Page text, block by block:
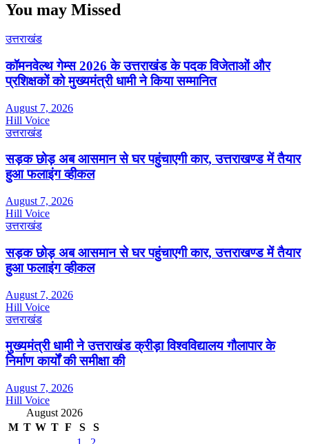
You may Missed
उत्तराखंड
कॉमनवेल्थ गेम्स 2026 के उत्तराखंड के पदक विजेताओं और
प्रशिक्षकों को मुख्यमंत्री धामी ने किया सम्मानित
August 7, 2026
Hill Voice
उत्तराखंड
सड़क छोड़ अब आसमान से घर पहुंचाएगी कार, उत्तराखण्ड में तैयार
हुआ फलाइंग व्हीकल
August 7, 2026
Hill Voice
उत्तराखंड
सड़क छोड़ अब आसमान से घर पहुंचाएगी कार, उत्तराखण्ड में तैयार
हुआ फलाइंग व्हीकल
August 7, 2026
Hill Voice
उत्तराखंड
मुख्यमंत्री धामी ने उत्तराखंड क्रीड़ा विश्वविद्यालय गौलापार के
निर्माण कार्यों की समीक्षा की
August 7, 2026
Hill Voice
August 2026
M T W T F S
S